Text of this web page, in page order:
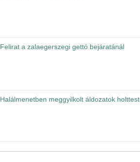
Felirat a zalaegerszegi gettó bejáratánál
Halálmenetben meggyilkolt áldozatok